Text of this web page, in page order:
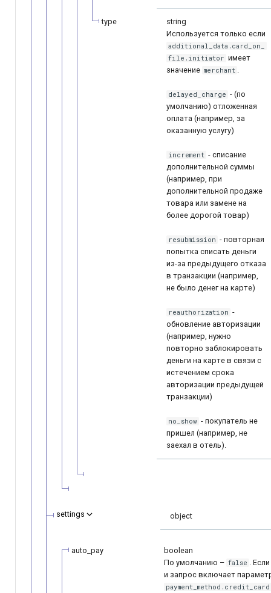
type
string
Используется только если
additional_data.card_on_
file.initiator имеет
значение merchant
delayed_charge - (по
умолчанию) отложенная
оплата (например, за
оказанную услугу)
increment - списание
дополнительной суммы
(например, при
дополнительной продаже
товара или замене на
более дорогой товар)
resubmission - повторная
попытка списать деньги
из-за предыдущего отказа
в транзакции (например,
не было денег на карте)
reauthorization -
обновление авторизации
(например, нужно
повторно заблокировать
деньги на карте в связи с
истечением срока
авторизации предыдущей
транзакции)
no_show - покупатель не
пришел (например, не
заехал в отель).
settings object
auto_pay
boolean
По умолчанию – false
.
и запрос включает